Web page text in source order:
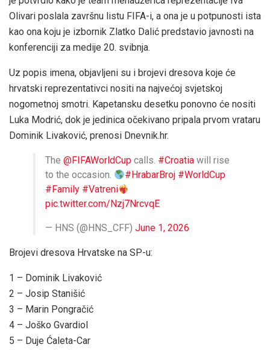
Olivari poslala završnu listu FIFA-i, a ona je u potpunosti ista
kao ona koju je izbornik Zlatko Dalić predstavio javnosti na
konferenciji za medije 20. svibnja.
Uz popis imena, objavljeni su i brojevi dresova koje će
hrvatski reprezentativci nositi na najvećoj svjetskoj
nogometnoj smotri. Kapetansku desetku ponovno će nositi
Luka Modrić, dok je jedinica očekivano pripala prvom vrataru
Dominik Livaković, prenosi Dnevnik.hr.
The @FIFAWorldCup calls. #Croatia will rise
to the occasion.
#HrabarBroj #WorldCup
#Family #Vatreni
pic.twitter.com/Nzj7NrcvqE
— HNS (@HNS_CFF) June 1, 2026
Brojevi dresova Hrvatske na SP-u:
1 – Dominik Livaković
2 – Josip Stanišić
3 – Marin Pongračić
4 – Joško Gvardiol
5 – Duje Ćaleta-Car